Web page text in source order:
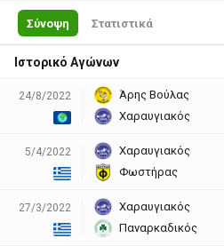
Σύνοψη Στατιστικά
Ιστορικό Αγώνων
24/8/2022
Άρης Βούλας
Χαραυγιακός
5/4/2022
Χαραυγιακός
Φωστήρας
27/3/2022
Χαραυγιακός
Παναρκαδικός